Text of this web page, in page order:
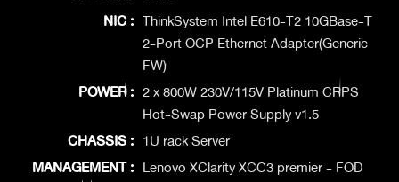
NIC : ThinkSystem Intel E610-T2 10GBase-T
2-Port OCP Ethernet Adapter(Generic
FW)
POWER : 2 x 800W 230V/115V Platinum CRPS
Hot-Swap Power Supply v1.5
CHASSIS : 1U rack Server
MANAGEMENT : Lenovo XClarity XCC3 premier - FOD